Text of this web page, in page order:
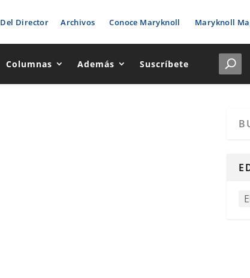
Del Director Archivos Conoce Maryknoll Maryknoll
Columnas Además Suscríbete